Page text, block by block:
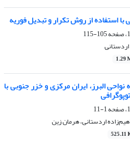
استفاده از روش تکرار و تبدیل فوریه
105-115
1.29
البرز، ایران مرکزی و خزر جنوبی با
1-11
اردستانی، هرمان زین
525.11